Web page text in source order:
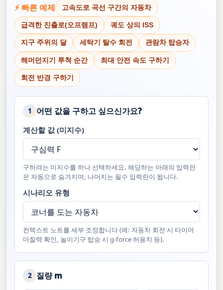
⚡ 빠른 예제 고속도로 곡선 구간의 자동차
급격한 진출로(오프램프) 궤도 상의 ISS
지구 주위의 달 세탁기 탈수 회전 관람차 탑승자
해머던지기 투척 순간 최대 안전 속도 구하기
회전 반경 구하기
1 어떤 값을 구하고 싶으신가요?
계산할 값 (미지수)
구하려는 미지수를 하나 선택하세요. 해당하는 아래의 입력란
은 자동으로 숨겨지며, 나머지는 필수 입력란이 됩니다.
시나리오 유형
컨텍스트 노트를 세부 조정합니다 (예: 자동차 회전 시 타이어
마찰력 확인, 놀이기구 탑승 시 g-force 허용치 등).
2 질량 m